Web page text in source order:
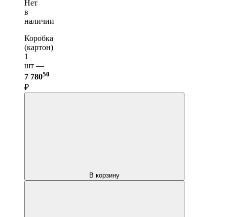
Нет
в
наличии
Коробка
(картон)
1
шт —
7 78050
₽
В корзину